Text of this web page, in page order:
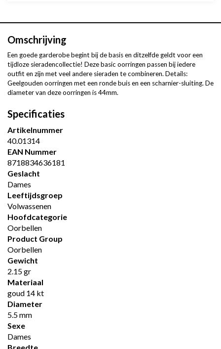
Omschrijving
Een goede garderobe begint bij de basis en ditzelfde geldt voor een
tijdloze sieradencollectie! Deze basic oorringen passen bij iedere
outfit en zijn met veel andere sieraden te combineren. Details:
Geelgouden oorringen met een ronde buis en een scharnier-sluiting. De
diameter van deze oorringen is 44mm.
Specificaties
Artikelnummer
40.01314
EAN Nummer
8718834636181
Geslacht
Dames
Leeftijdsgroep
Volwassenen
Hoofdcategorie
Oorbellen
Product Group
Oorbellen
Gewicht
2.15 gr
Materiaal
goud 14 kt
Diameter
5.5 mm
Sexe
Dames